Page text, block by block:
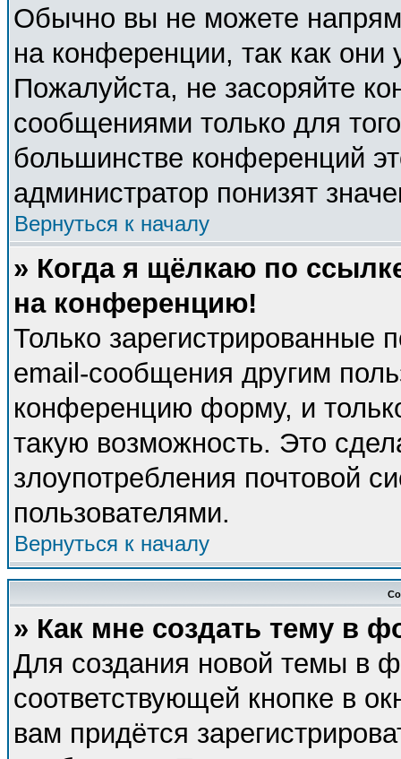
Обычно вы не можете
на конференции, так как
Пожалуйста, не засоряйте
сообщениями только для
большинстве конференций
администратор понизят
Вернуться к началу
» Когда я щёлкаю по
на конференцию!
Только зарегистрированные
email-сообщения другим
конференцию форму, и
такую возможность. Это
злоупотребления почтовой
пользователями.
Вернуться к началу
» Как мне создать тему в
Для создания новой темы в
соответствующей кнопке в
вам придётся